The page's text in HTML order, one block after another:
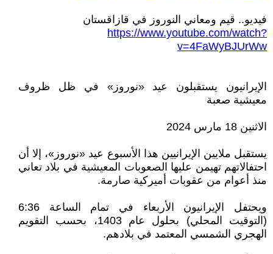
فيديو.. قيم ومعاني النوروز في قازاقستان
https://www.youtube.com/watch?
v=4FaWyBJUrWw
الإيرانيون يستقبلون عيد «نوروز» في ظل ظروف
معيشية صعبة
الاثنين 18 مارس 2024
يستقبل ملايين الإيرانيين هذا الأسبوع عيد «نوروز»، إلا أن
احتفالاتهم تهيمن عليها الصعوبات المعيشية في بلاد تعاني
منذ أعوام من عقوبات أميركية صارمة.
ويحتفل الإيرانيون الأربعاء في تمام الساعة 6:36
(التوقيت المحلي) بحلول عام 1403، بحسب التقويم
الهجري الشمسي المعتمد في بلادهم.